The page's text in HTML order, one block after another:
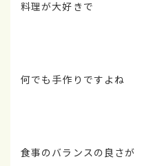
料理が大好きで
何でも手作りですよね
食事のバランスの良さが